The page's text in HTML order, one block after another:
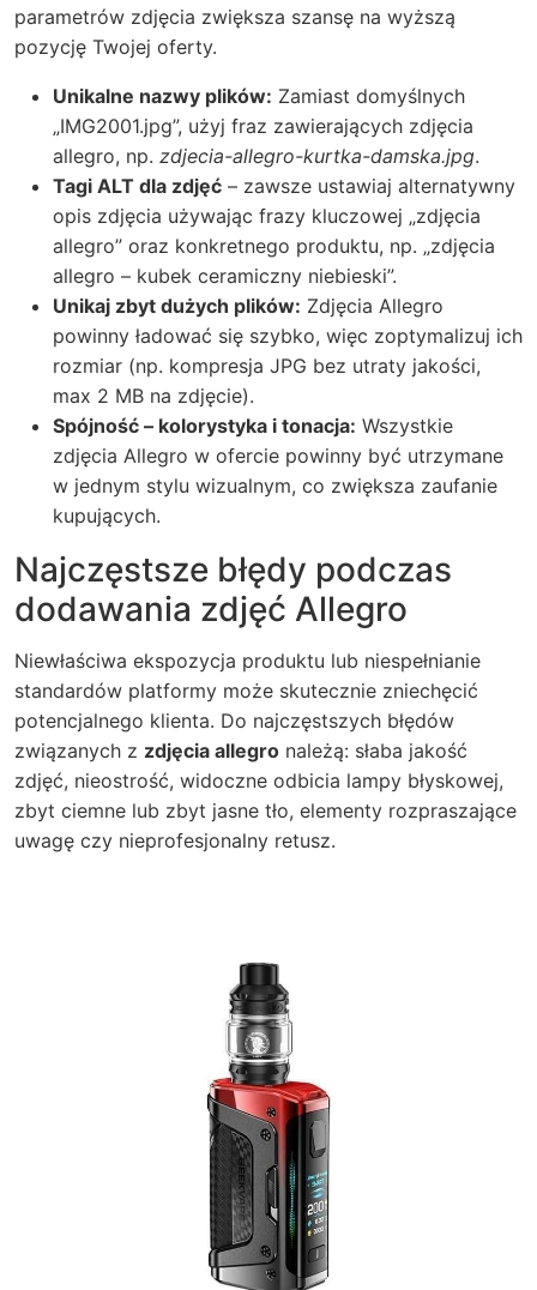
parametrów zdjęcia zwiększa szansę na wyższą
pozycję Twojej oferty.
Unikalne nazwy plików: Zamiast domyślnych
„IMG2001.jpg”, użyj fraz zawierających zdjęcia
allegro, np. zdjecia-allegro-kurtka-damska.jpg.
Tagi ALT dla zdjęć – zawsze ustawiaj alternatywny
opis zdjęcia używając frazy kluczowej „zdjęcia
allegro” oraz konkretnego produktu, np. „zdjęcia
allegro – kubek ceramiczny niebieski”.
Unikaj zbyt dużych plików: Zdjęcia Allegro
powinny ładować się szybko, więc zoptymalizuj ich
rozmiar (np. kompresja JPG bez utraty jakości,
max 2 MB na zdjęcie).
Spójność – kolorystyka i tonacja: Wszystkie
zdjęcia Allegro w ofercie powinny być utrzymane
w jednym stylu wizualnym, co zwiększa zaufanie
kupujących.
Najczęstsze błędy podczas
dodawania zdjęć Allegro
Niewłaściwa ekspozycja produktu lub niespełnianie
standardów platformy może skutecznie zniechęcić
potencjalnego klienta. Do najczęstszych błędów
związanych z zdjęcia allegro należą: słaba jakość
zdjęć, nieostrość, widoczne odbicia lampy błyskowej,
zbyt ciemne lub zbyt jasne tło, elementy rozpraszające
uwagę czy nieprofesjonalny retusz.